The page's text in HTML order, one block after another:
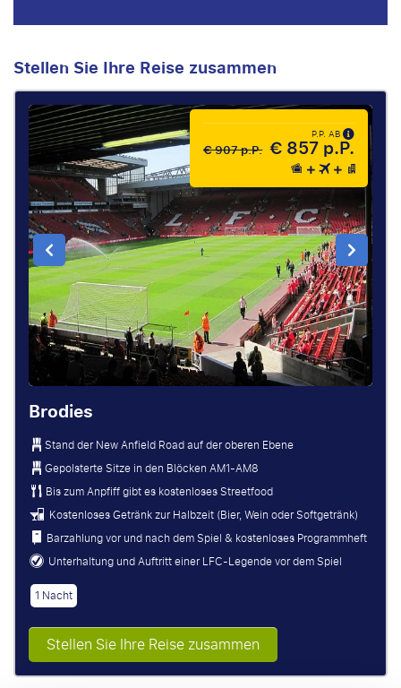
Stellen Sie Ihre Reise zusammen
P.P. AB
€ 907 p.P. € 857 p.P.
Brodies
Stand der New Anfield Road auf der oberen Ebene
Gepolsterte Sitze in den Blöcken AM1-AM8
Bis zum Anpfiff gibt es kostenloses Streetfood
Kostenloses Getränk zur Halbzeit (Bier, Wein oder Softgetränk)
Barzahlung vor und nach dem Spiel & kostenloses Programmheft
Unterhaltung und Auftritt einer LFC-Legende vor dem Spiel
1 Nacht
Stellen Sie Ihre Reise zusammen